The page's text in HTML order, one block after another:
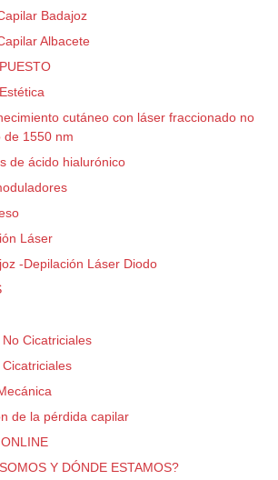
Badajoz
Albacete
cutáneo con láser fraccionado no
de 1550 nm
de ácido hialurónico
Láser
-Depilación Láser Diodo
Cicatriciales
de la pérdida capilar
Y DÓNDE ESTAMOS?